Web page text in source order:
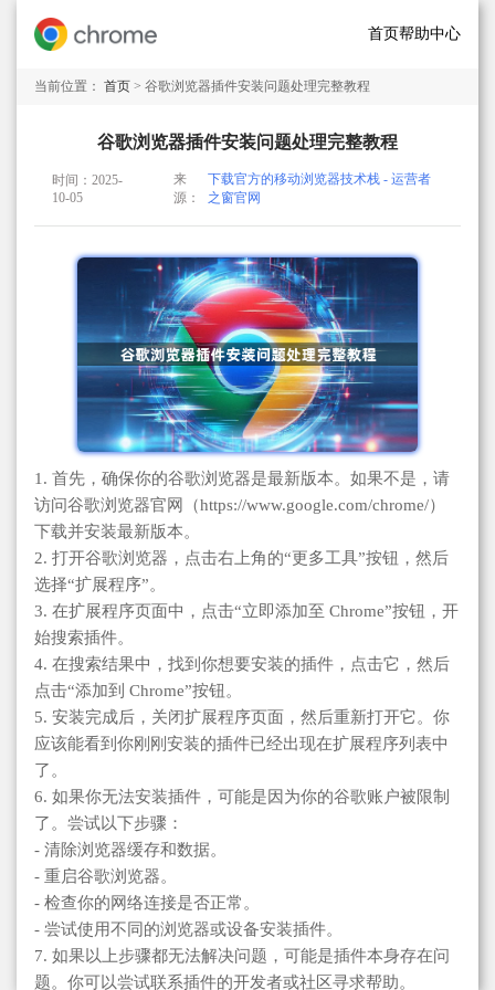
首页帮助中心
当前位置： 首页 > 谷歌浏览器插件安装问题处理完整教程
谷歌浏览器插件安装问题处理完整教程
时间：2025-
10-05
来
源：
下载官方的移动浏览器技术栈 - 运营者
之窗官网
1. 首先，确保你的谷歌浏览器是最新版本。如果不是，请
访问谷歌浏览器官网（https://www.google.com/chrome/）
下载并安装最新版本。
2. 打开谷歌浏览器，点击右上角的“更多工具”按钮，然后
选择“扩展程序”。
3. 在扩展程序页面中，点击“立即添加至 Chrome”按钮，开
始搜索插件。
4. 在搜索结果中，找到你想要安装的插件，点击它，然后
点击“添加到 Chrome”按钮。
5. 安装完成后，关闭扩展程序页面，然后重新打开它。你
应该能看到你刚刚安装的插件已经出现在扩展程序列表中
了。
6. 如果你无法安装插件，可能是因为你的谷歌账户被限制
了。尝试以下步骤：
- 清除浏览器缓存和数据。
- 重启谷歌浏览器。
- 检查你的网络连接是否正常。
- 尝试使用不同的浏览器或设备安装插件。
7. 如果以上步骤都无法解决问题，可能是插件本身存在问
题。你可以尝试联系插件的开发者或社区寻求帮助。